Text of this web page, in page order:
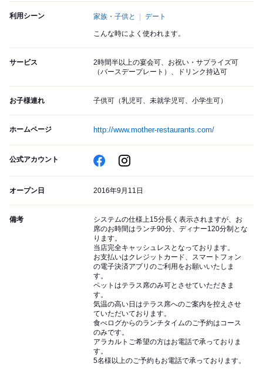
利用シーン 家族・子供と デート
こんな時によく使われます。
サービス
2時間半以上の宴会可、お祝い・サプライズ可
（バースデープレート）、ドリンク持込可
お子様連れ 子供可（乳児可、未就学児可、小学生可）
ホームページ http://www.mother-restaurants.com/
公式アカウント
オープン日 2016年9月11日
備考
システムの仕様上15分長く表示されますが、お
席のお時間はランチ90分、ディナー120分制とな
ります。
当店完全キャッシュレスとなっております。
お支払いはクレジットカード、スマートフォン
の電子決済アプリのご利用をお願いいたしま
す。
ペットはテラス席のみ可とさせていただきま
す。
気温の高い日はテラス席へのご案内を控えさせ
ていただいております。
食べログからのランチタイムのご予約はコース
のみです。
アラカルトご希望の方はお電話で承っておりま
す。
5名様以上のご予約もお電話で承っております。